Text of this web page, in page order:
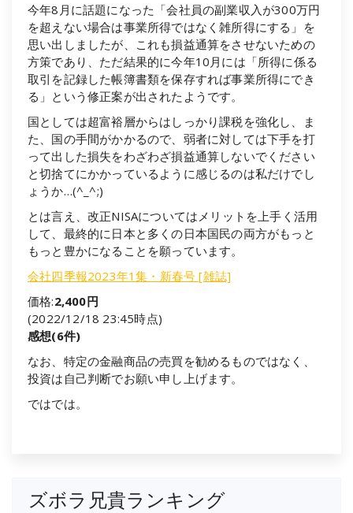
今年8月に話題になった「会社員の副業収入が300万円
を超えない場合は事業所得ではなく雑所得にする」を
思い出しましたが、これも損益通算をさせないための
方策であり、ただ結果的に今年10月には「所得に係る
取引を記録した帳簿書類を保存すれば事業所得にでき
る」という修正案が出されたようです。
国としては超富裕層からはしっかり課税を強化し、ま
た、国の手間がかかるので、弱者に対しては下手を打
って出した損失をわざわざ損益通算しないでください
と切捨てにかかっているように感じるのは私だけでし
ょうか…(^_^;)
とは言え、改正NISAについてはメリットを上手く活用
して、最終的に日本と多くの日本国民の両方がもっと
もっと豊かになることを願っています。
会社四季報2023年1集・新春号 [雑誌]
価格:2,400円
(2022/12/18 23:45時点)
感想(6件)
なお、特定の金融商品の売買を勧めるものではなく、
投資は自己判断でお願い申し上げます。
ではでは。
ズボラ兄貴ランキング